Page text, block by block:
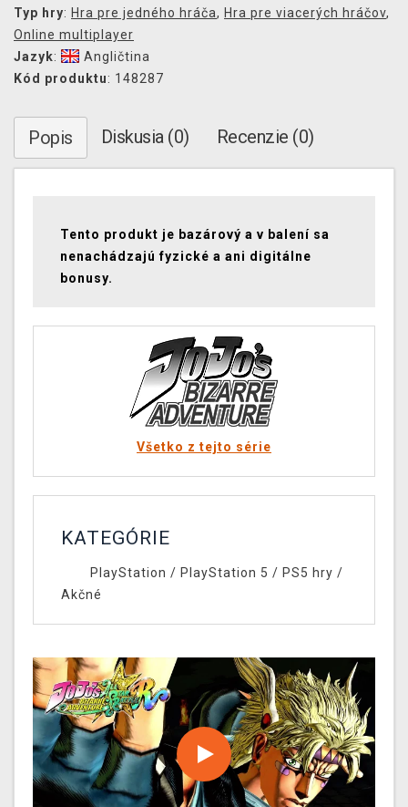
Typ hry: Hra pre jedného hráča, Hra pre viacerých hráčov,
Online multiplayer
Jazyk:
Angličtina
Kód produktu: 148287
Popis Diskusia (0) Recenzie (0)
Tento produkt je bazárový a v balení sa
nenachádzajú fyzické a ani digitálne
bonusy.
Všetko z tejto série
KATEGÓRIE
PlayStation / PlayStation 5 / PS5 hry /
Akčné